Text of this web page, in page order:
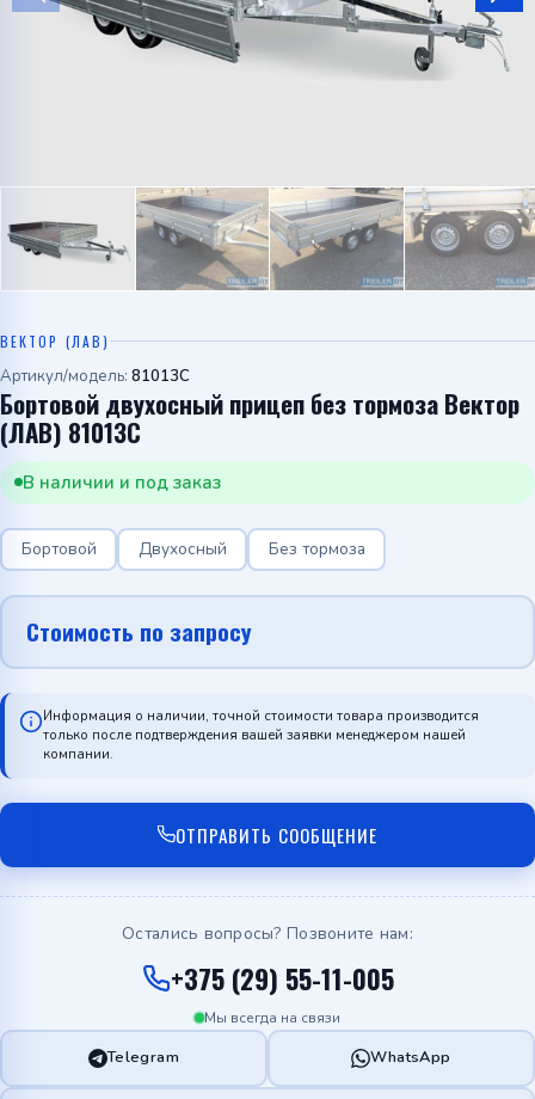
Telegram
ВЕКТОР (ЛАВ)
Артикул/модель: 81013C
Бортовой двухосный прицеп без тормоза Вектор
(ЛАВ) 81013C
В наличии и под заказ
Бортовой Двухосный Без тормоза
Стоимость по запросу
Информация о наличии, точной стоимости товара производится
только после подтверждения вашей заявки менеджером нашей
компании.
ОТПРАВИТЬ СООБЩЕНИЕ
Остались вопросы? Позвоните нам:
+375 (29) 55-11-005
Мы всегда на связи
Telegram WhatsApp